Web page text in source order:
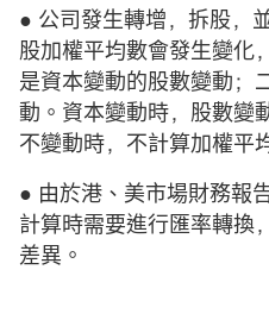
● 公司發生轉增，拆股，
股加權平均數會發生變化
是資本變動的股數變動；
動。資本變動時，股數變
不變動時，不計算加權平
● 由於港、美市場財務報
計算時需要進行匯率轉換
差異。